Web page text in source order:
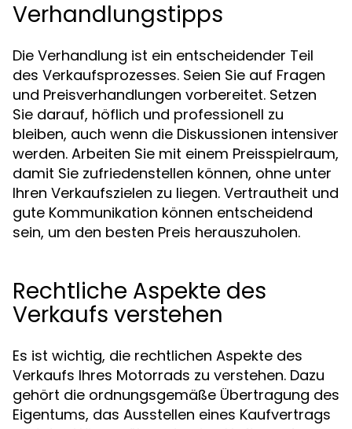
Verhandlungstipps
Die Verhandlung ist ein entscheidender Teil
des Verkaufsprozesses. Seien Sie auf Fragen
und Preisverhandlungen vorbereitet. Setzen
Sie darauf, höflich und professionell zu
bleiben, auch wenn die Diskussionen intensiver
werden. Arbeiten Sie mit einem Preisspielraum,
damit Sie zufriedenstellen können, ohne unter
Ihren Verkaufszielen zu liegen. Vertrautheit und
gute Kommunikation können entscheidend
sein, um den besten Preis herauszuholen.
Rechtliche Aspekte des
Verkaufs verstehen
Es ist wichtig, die rechtlichen Aspekte des
Verkaufs Ihres Motorrads zu verstehen. Dazu
gehört die ordnungsgemäße Übertragung des
Eigentums, das Ausstellen eines Kaufvertrags